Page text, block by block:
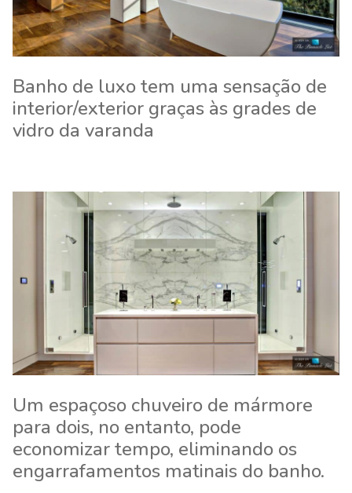
Banho de luxo tem uma sensação de
interior/exterior graças às grades de
vidro da varanda
Um espaçoso chuveiro de mármore
para dois, no entanto, pode
economizar tempo, eliminando os
engarrafamentos matinais do banho.